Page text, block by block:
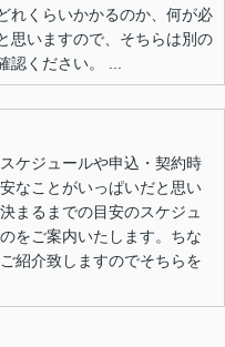
れくらいかかるのか、何が必
思いますので、そちらは別の
認ください。 ...
ケジュールや申込・契約時
なことがいっぱいだと思い
まるまでの目安のスケジュ
をご案内いたします。ちな
紹介致しますのでそちらを